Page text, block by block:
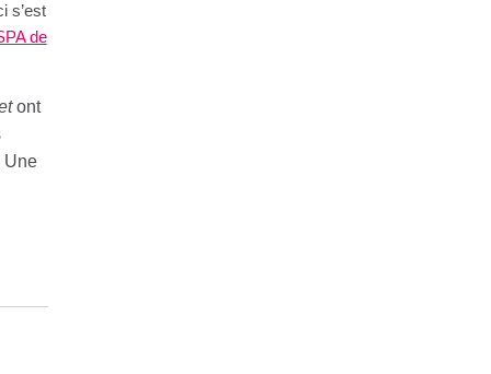
s’est
de
ont
Une